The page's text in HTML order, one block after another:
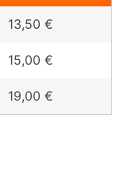
13,50 €
15,00 €
19,00 €